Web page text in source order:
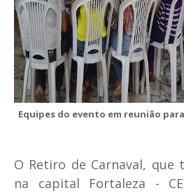
Equipes do evento em reunião
O Retiro de Carnaval, que
na capital Fortaleza -